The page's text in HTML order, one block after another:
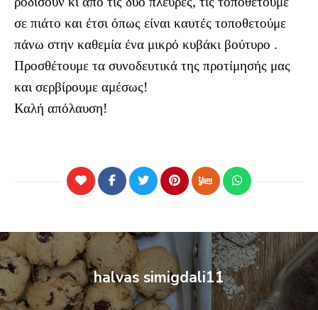
σε πιάτο και έτσι όπως είναι καυτές τοποθετούμε
πάνω στην καθεμία ένα μικρό κυβάκι βούτυρο .
Προσθέτουμε τα συνοδευτικά της προτίμησής μας
και σερβίρουμε αμέσως!
Καλή απόλαυση!
halvas simigdali11